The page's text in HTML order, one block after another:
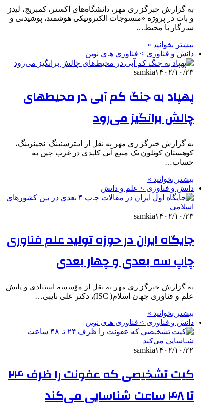
به گزارش خبرگزاری مهر، دانشگاه‌های اکستر، کمبریج، لیدز
و باث در پروژه «منسوجات الکترونیکی هوشمند، پوشیدنی و
سازگار با محیط…
بیشتر بخوانید »
دانش و فناوری > فناوری های نوین
samkia۱۴۰۲/۱۰/۲۳
پهپاد به جنگ کم آبی در محیط‌های
چالش برانگیز می‌رود
به گزارش خبرگزاری مهر به نقل از اینترستینگ انجینرینگ،
کوهستان کونلون یک منبع آبی کلیدی در غرب چین به
حساب…
بیشتر بخوانید »
دانش و فناوری > علم و دانش
samkia۱۴۰۲/۱۰/۲۳
جایگاه ایران در حوزه تولید علم فناوری
چاپ سه بعدی و چهار بعدی
به گزارش خبرگزاری مهر به نقل از مؤسسه استنادی و پایش
علم و فناوری جهان اسلام( ISC)، دکتر علی نایبی…
بیشتر بخوانید »
دانش و فناوری > فناوری های نوین
samkia۱۴۰۲/۱۰/۲۲
کیت تشخیصی که عفونت را ظرف ۲۴
تا ۴۸ ساعت شناسایی می‌کند